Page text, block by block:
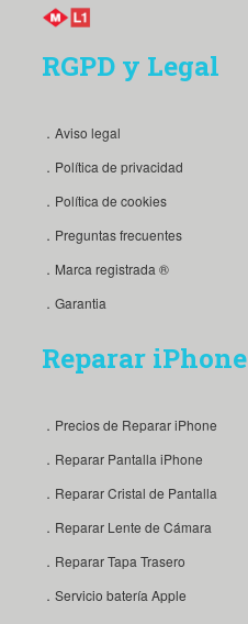
RGPD y Legal
．Aviso legal
．Política de privacidad
．Política de cookies
．Preguntas frecuentes
．Marca registrada ®
．Garantia
Reparar iPhone
．Precios de Reparar iPhone
．Reparar Pantalla iPhone
．Reparar Cristal de Pantalla
．Reparar Lente de Cámara
．Reparar Tapa Trasero
．Servicio batería Apple